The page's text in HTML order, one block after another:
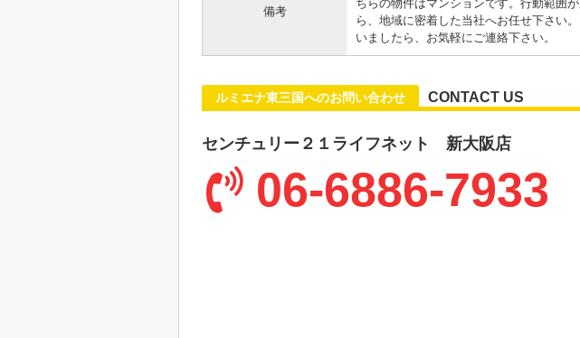
備考
ちらの物件はマンションです。行動範囲
ら、地域に密着した当社へお任せ下さい
いましたら、お気軽にご連絡下さい。
ルミエナ東三国へのお問い合わせ CONTACT US
センチュリー２１ライフネット 新大阪店
06-6886-7933